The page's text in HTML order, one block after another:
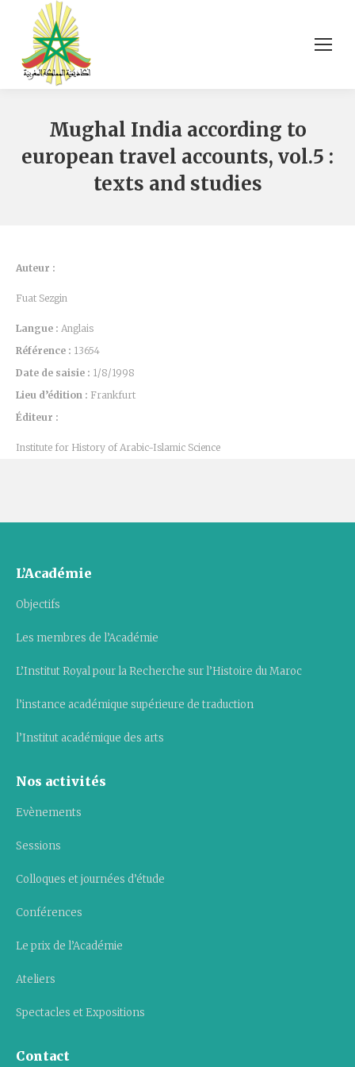
Mughal India according to
european travel accounts, vol.5 :
texts and studies
Auteur :
Fuat Sezgin
Langue : Anglais
Référence : 13654
Date de saisie : 1/8/1998
Lieu d’édition : Frankfurt
Éditeur :
Institute for History of Arabic-Islamic Science
L’Académie
Objectifs
Les membres de l’Académie
L’Institut Royal pour la Recherche sur l’Histoire du Maroc
l’instance académique supérieure de traduction
l’Institut académique des arts
Nos activités
Evènements
Sessions
Colloques et journées d’étude
Conférences
Le prix de l’Académie
Ateliers
Spectacles et Expositions
Contact